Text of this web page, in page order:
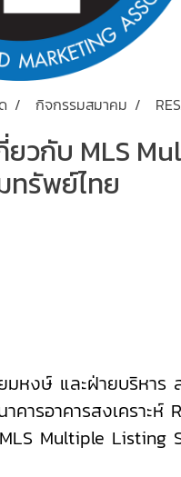
กิจกรรมสมาคม
กี่ยวกับ MLS
ทรัพย์ไทย
งษ์ และฝ่ายบริหาร
คารอาคารสงเคราะห์
Multiple Listing